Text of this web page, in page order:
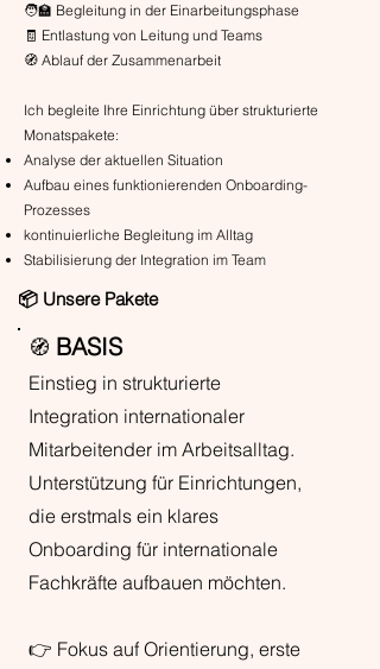
🧑‍🏫 Begleitung in der Einarbeitungsphase
🧾 Entlastung von Leitung und Teams
🧭 Ablauf der Zusammenarbeit
Ich begleite Ihre Einrichtung über strukturierte
Monatspakete:
Analyse der aktuellen Situation
Aufbau eines funktionierenden Onboarding-
Prozesses
kontinuierliche Begleitung im Alltag
Stabilisierung der Integration im Team
📦 Unsere Pakete
🧭 BASIS
Einstieg in strukturierte
Integration internationaler
Mitarbeitender im Arbeitsalltag.
Unterstützung für Einrichtungen,
die erstmals ein klares
Onboarding für internationale
Fachkräfte aufbauen möchten.
👉 Fokus auf Orientierung, erste